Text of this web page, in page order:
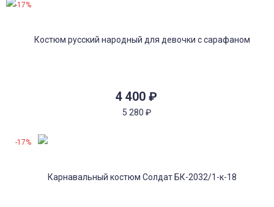
4 400 ₽
5 280 ₽
-17%
-17%